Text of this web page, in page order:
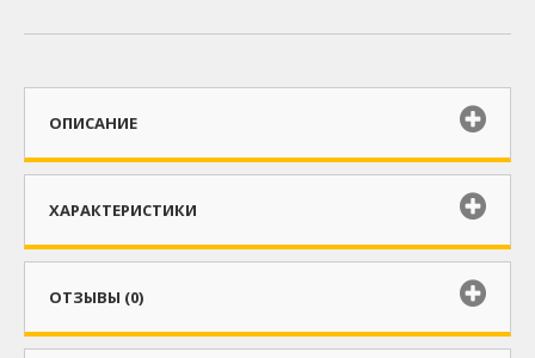
ОПИСАНИЕ
ХАРАКТЕРИСТИКИ
ОТЗЫВЫ (0)